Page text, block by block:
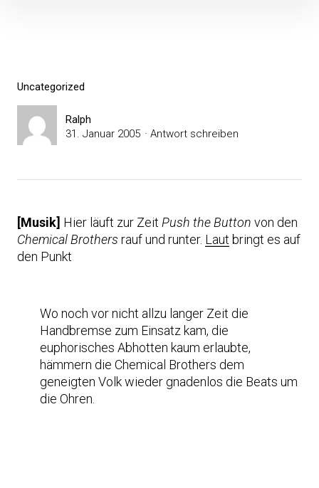
Uncategorized
Ralph
31. Januar 2005
Antwort schreiben
[Musik] Hier läuft zur Zeit Push the Button von den
Chemical Brothers rauf und runter. Laut bringt es auf
den Punkt
Wo noch vor nicht allzu langer Zeit die
Handbremse zum Einsatz kam, die
euphorisches Abhotten kaum erlaubte,
hämmern die Chemical Brothers dem
geneigten Volk wieder gnadenlos die Beats um
die Ohren.